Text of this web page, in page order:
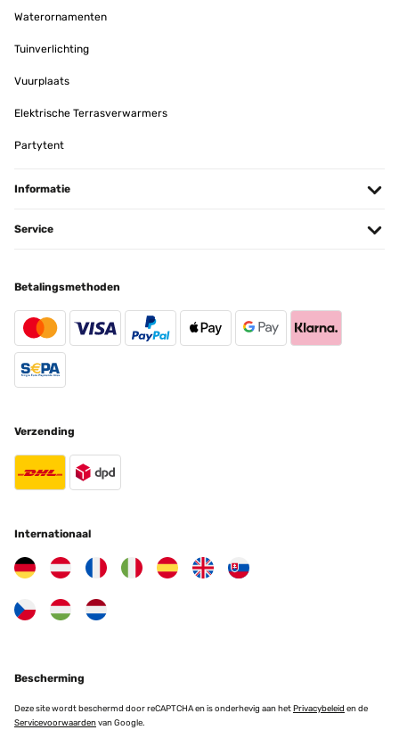
Waterornamenten
Tuinverlichting
Vuurplaats
Elektrische Terrasverwarmers
Partytent
Informatie
Service
Betalingsmethoden
Verzending
Internationaal
Bescherming
Deze site wordt beschermd door reCAPTCHA en is onderhevig aan hetPrivacybeleid en de
Servicevoorwaardenvan Google.